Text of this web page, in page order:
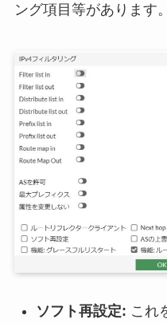
ング項目等があります。
ソフト再設定: これ